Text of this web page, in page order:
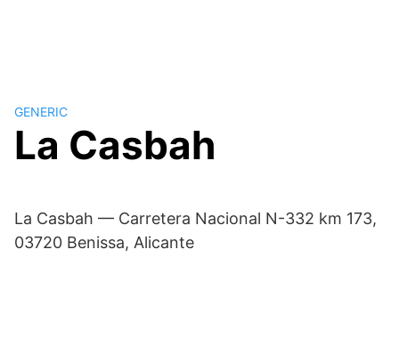
GENERIC
La Casbah
La Casbah — Carretera Nacional N-332 km 173,
03720 Benissa, Alicante